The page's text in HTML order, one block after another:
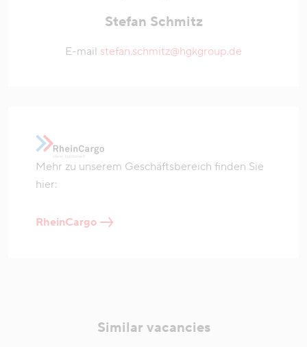
Stefan Schmitz
E-mail stefan.schmitz@hgkgroup.de
Mehr zu unserem Geschäftsbereich finden Sie
hier:
RheinCargo
Similar vacancies